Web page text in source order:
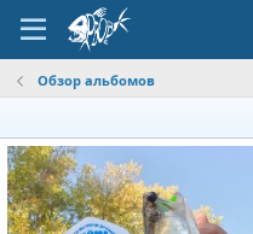
Обзор альбомов